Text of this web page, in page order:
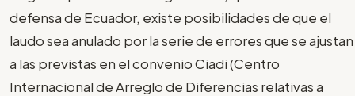
defensa de Ecuador, existe posibilidades de que el
laudo sea anulado por la serie de errores que se ajustan
a las previstas en el convenio Ciadi (Centro
Internacional de Arreglo de Diferencias relativas a